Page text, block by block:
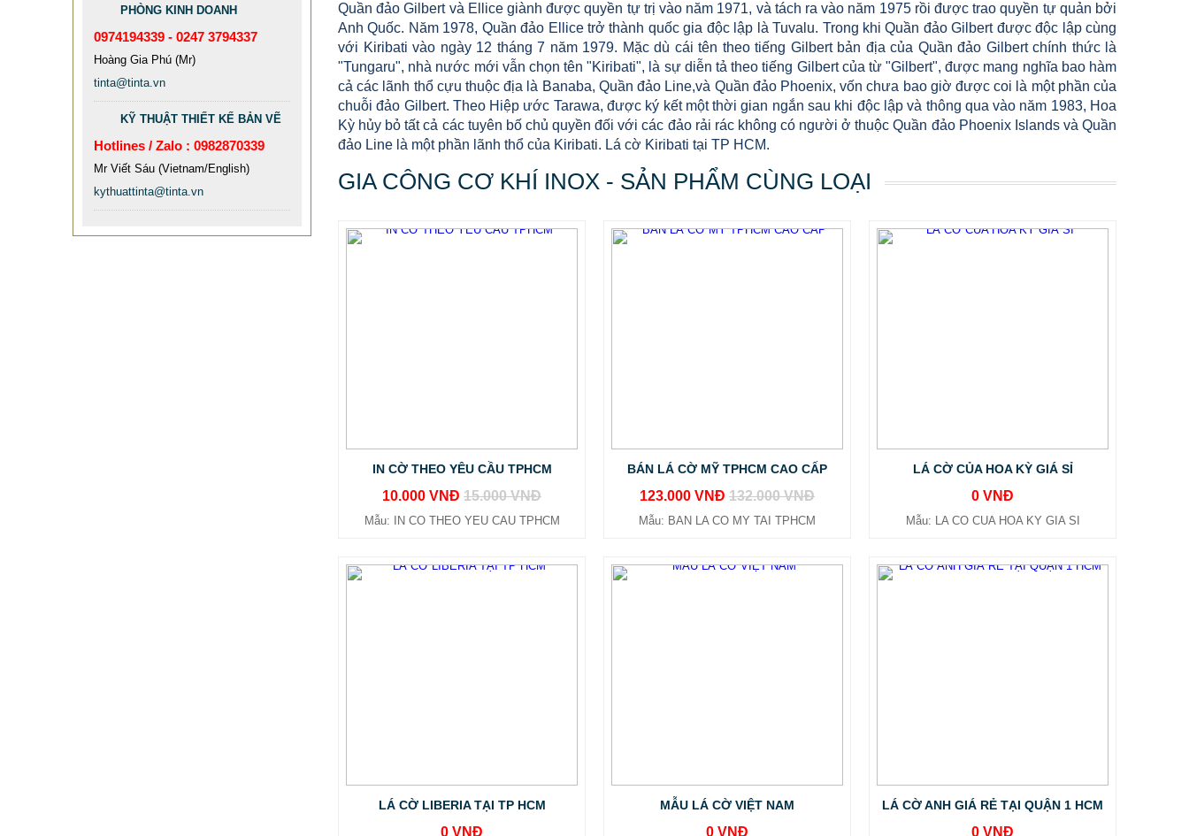
Quần đảo Gilbert và Ellice giành được quyền tự trị vào năm 1971, và tách ra vào năm 1975 rồi được trao quyền tự quản bởi
Anh Quốc. Năm 1978, Quần đảo Ellice trở thành quốc gia độc lập là Tuvalu. Trong khi Quần đảo Gilbert được độc lập cùng
với Kiribati vào ngày 12 tháng 7 năm 1979. Mặc dù cái tên theo tiếng Gilbert bản địa của Quần đảo Gilbert chính thức là
"Tungaru", nhà nước mới vẫn chọn tên "Kiribati", là sự diễn tả theo tiếng Gilbert của từ "Gilbert", được mang nghĩa bao hàm
cả các lãnh thổ cựu thuộc địa là Banaba, Quần đảo Line,và Quần đảo Phoenix, vốn chưa bao giờ được coi là một phần của
chuỗi đảo Gilbert. Theo Hiệp ước Tarawa, được ký kết một thời gian ngắn sau khi độc lập và thông qua vào năm 1983, Hoa
Kỳ hủy bỏ tất cả các tuyên bố chủ quyền đối với các đảo rải rác không có người ở thuộc Quần đảo Phoenix Islands và Quần
đảo Line là một phần lãnh thổ của Kiribati. Lá cờ Kiribati tại TP HCM.
GIA CÔNG CƠ KHÍ INOX - SẢN PHẨM CÙNG LOẠI
IN CỜ THEO YÊU CẦU TPHCM
10.000 VNĐ 15.000 VNĐ
Mẫu: IN CO THEO YEU CAU TPHCM
BÁN LÁ CỜ MỸ TPHCM CAO CẤP
123.000 VNĐ 132.000 VNĐ
Mẫu: BAN LA CO MY TAI TPHCM
LÁ CỜ CỦA HOA KỲ GIÁ SỈ
0 VNĐ
Mẫu: LA CO CUA HOA KY GIA SI
LÁ CỜ LIBERIA TẠI TP HCM
0 VNĐ
MẪU LÁ CỜ VIỆT NAM
0 VNĐ
LÁ CỜ ANH GIÁ RẺ TẠI QUẬN 1 HCM
0 VNĐ
PHÒNG KINH DOANH
0974194339 - 0247 3794337
Hoàng Gia Phú (Mr)
tinta@tinta.vn
KỸ THUẬT THIẾT KẾ BẢN VẼ
Hotlines / Zalo : 0982870339
Mr Viết Sáu (Vietnam/English)
kythuattinta@tinta.vn